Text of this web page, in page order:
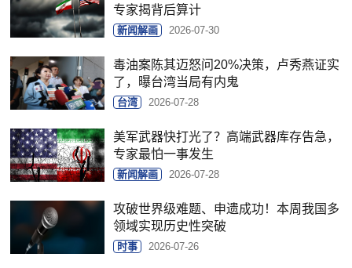
专家揭背后算计
新闻解画 2026-07-30
毒油案陈其迈怒问20%决策，卢秀燕证实
了，曝台湾当局有内鬼
台湾 2026-07-28
美军武器快打光了？高端武器库存告急，
专家最怕一事发生
新闻解画 2026-07-28
攻破世界级难题、申遗成功！本周我国多
领域实现历史性突破
时事 2026-07-26